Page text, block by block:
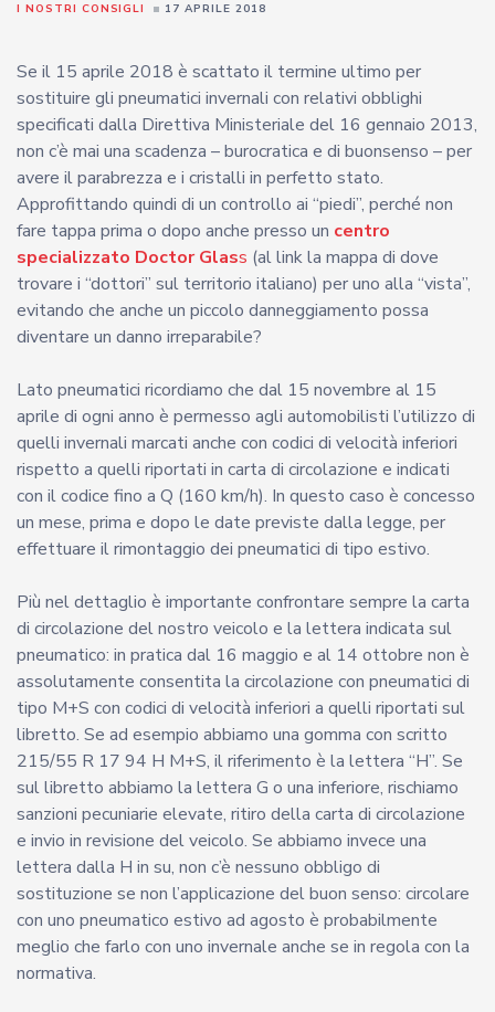
I NOSTRI CONSIGLI 17 APRILE 2018
Se il 15 aprile 2018 è scattato il termine ultimo per
sostituire gli pneumatici invernali con relativi obblighi
specificati dalla Direttiva Ministeriale del 16 gennaio 2013,
non c’è mai una scadenza – burocratica e di buonsenso – per
avere il parabrezza e i cristalli in perfetto stato.
Approfittando quindi di un controllo ai “piedi”, perché non
fare tappa prima o dopo anche presso un centro
specializzato Doctor Glass (al link la mappa di dove
trovare i “dottori” sul territorio italiano) per uno alla “vista”,
evitando che anche un piccolo danneggiamento possa
diventare un danno irreparabile?
Lato pneumatici ricordiamo che dal 15 novembre al 15
aprile di ogni anno è permesso agli automobilisti l’utilizzo di
quelli invernali marcati anche con codici di velocità inferiori
rispetto a quelli riportati in carta di circolazione e indicati
con il codice fino a Q (160 km/h). In questo caso è concesso
un mese, prima e dopo le date previste dalla legge, per
effettuare il rimontaggio dei pneumatici di tipo estivo.
Più nel dettaglio è importante confrontare sempre la carta
di circolazione del nostro veicolo e la lettera indicata sul
pneumatico: in pratica dal 16 maggio e al 14 ottobre non è
assolutamente consentita la circolazione con pneumatici di
tipo M+S con codici di velocità inferiori a quelli riportati sul
libretto. Se ad esempio abbiamo una gomma con scritto
215/55 R 17 94 H M+S, il riferimento è la lettera “H”. Se
sul libretto abbiamo la lettera G o una inferiore, rischiamo
sanzioni pecuniarie elevate, ritiro della carta di circolazione
e invio in revisione del veicolo. Se abbiamo invece una
lettera dalla H in su, non c’è nessuno obbligo di
sostituzione se non l’applicazione del buon senso: circolare
con uno pneumatico estivo ad agosto è probabilmente
meglio che farlo con uno invernale anche se in regola con la
normativa.